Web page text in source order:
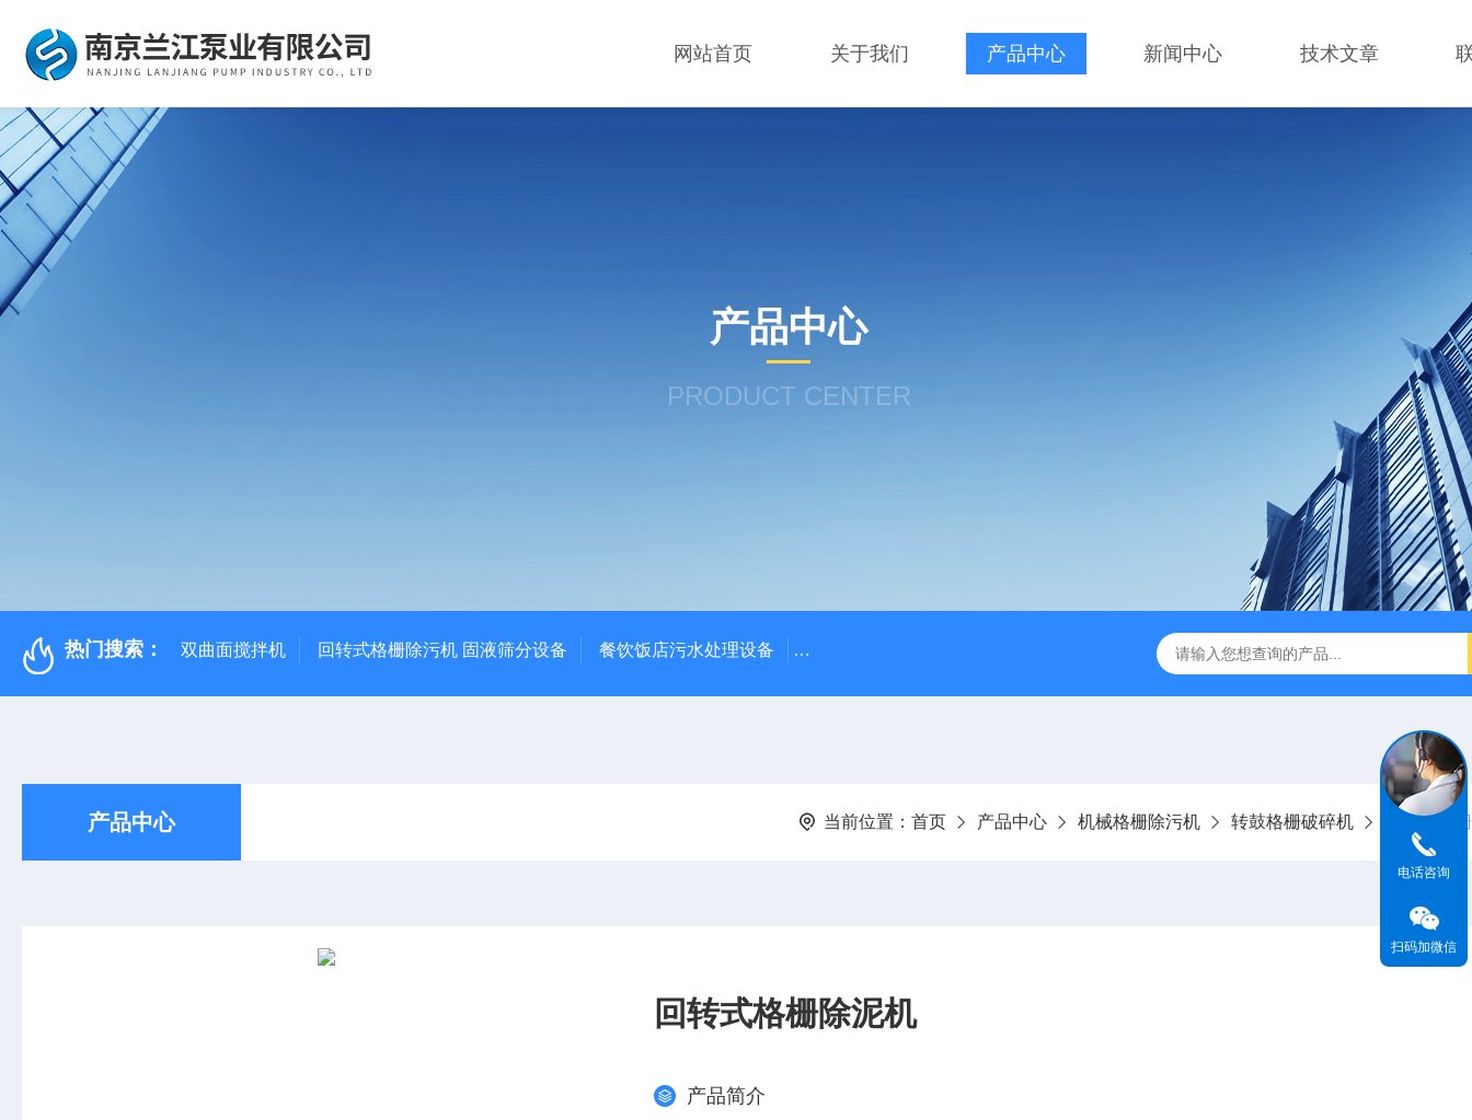
网站首页 关于我们 产品中心 新闻中心 技术文章
产品中心
PRODUCT CENTER
热门搜索： 双曲面搅拌机 回转式格栅除污机 固液筛分设备 餐饮饭店污水处理设备 高密度沉淀池中心传动刮泥机 伞型双曲面立式搅拌机 WNG5二沉池刮吸泥机原
产品中心 当前位置： 首页 产品中心 机械格栅除污机 转鼓格栅破碎机 回转式格
回转式格栅除泥机
产品简介
电话咨询
扫码加微信